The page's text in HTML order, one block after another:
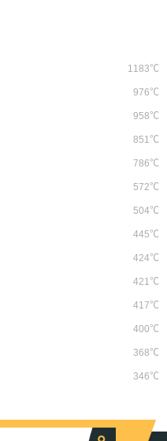
1183℃
976℃
958℃
851℃
786℃
572℃
504℃
445℃
424℃
421℃
417℃
400℃
368℃
346℃